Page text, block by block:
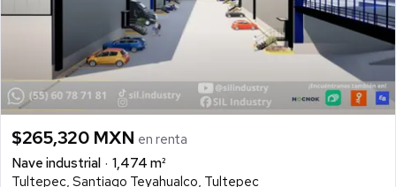
$265,320 MXN en renta
Nave industrial
1,474 m²
Tultepec, Santiago Teyahualco, Tultepec